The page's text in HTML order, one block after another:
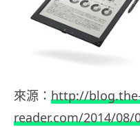
來源： http://
reader.com/2014/